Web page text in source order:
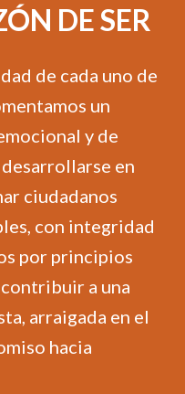
DE SER
de cada uno de
un
y de
en
ciudadanos
con integridad
por principios
a una
arraigada en el
hacia